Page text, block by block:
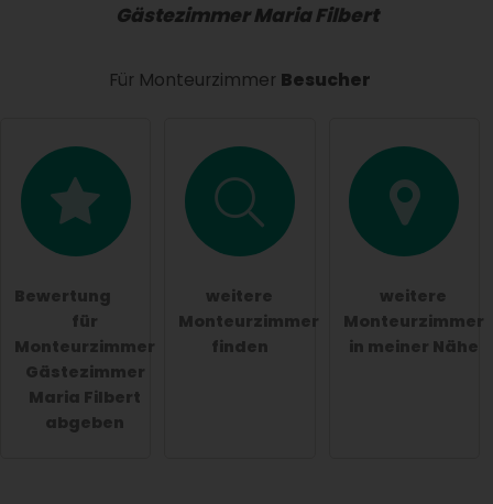
Hiermit akzeptiere ich dieAGB .
Die Datenschutzerklärung
habe ich zur Kenntnis
öffentliche Frage stellen
Hinweis:Bitte beachten Sie, öffentliche Fragen sind
für alle Besucher sichtbar
Klicken Sie hier um eine
Gästezimmer Maria Filbert
Für Monteurzimmer Besucher
Bewertung
für
Monteurzimmer
Gästezimmer
Maria Filbert
abgeben
weitere
Monteurzimmer
finden
weitere
Monteurzimmer
in meiner Nähe